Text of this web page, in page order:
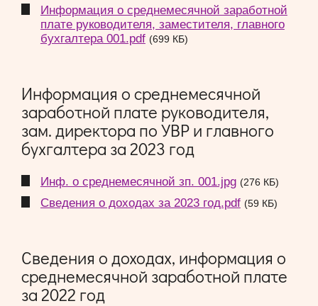
Информация о среднемесячной заработной
плате руководителя, заместителя, главного
бухгалтера 001.pdf (699 КБ)
Информация о среднемесячной
заработной плате руководителя,
зам. директора по УВР и главного
бухгалтера за 2023 год
Инф. о среднемесячной зп. 001.jpg (276 КБ)
Сведения о доходах за 2023 год.pdf (59 КБ)
Сведения о доходах, информация о
среднемесячной заработной плате
за 2022 год